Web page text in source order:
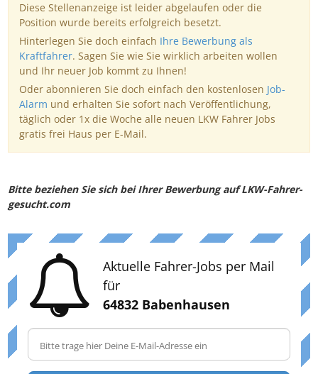
Diese Stellenanzeige ist leider abgelaufen oder die
Position wurde bereits erfolgreich besetzt.
Hinterlegen Sie doch einfach Ihre Bewerbung als
Kraftfahrer. Sagen Sie wie Sie wirklich arbeiten wollen
und Ihr neuer Job kommt zu Ihnen!
Oder abonnieren Sie doch einfach den kostenlosen Job-
Alarm und erhalten Sie sofort nach Veröffentlichung,
täglich oder 1x die Woche alle neuen LKW Fahrer Jobs
gratis frei Haus per E-Mail.
Bitte beziehen Sie sich bei Ihrer Bewerbung auf LKW-Fahrer-
gesucht.com
Aktuelle Fahrer-Jobs per Mail
für
64832 Babenhausen